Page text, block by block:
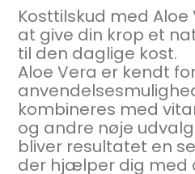
Kosttilskud med
at give din krop et
til den daglige kost.
Aloe Vera er kendt
kombineres med
og andre nøje
bliver resultatet en
der hjælper dig med